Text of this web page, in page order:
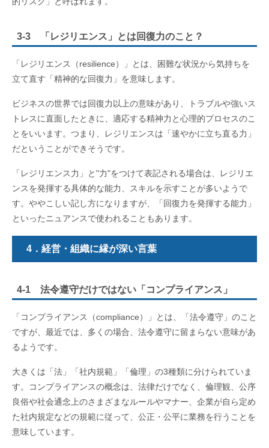
3-3 「レジリエンス」とは回復力のこと？
「レジリエンス（resilience）」とは、困難な状況から気持ちを
立て直す「精神的な回復力」を意味します。
ビジネスの世界では回復力以上の意味があり、トラブルや強いス
トレスに直面したときに、適応する精神力と心理的プロセスのこ
とをいいます。つまり、レジリエンスは「速やかに立ち直る力」
だということができそうです。
「レジリエンス力」と"力"をつけて表記される場合は、レジリエ
ンスを発揮する具体的な能力、スキルを示すことが多いようで
す。ややこしい記し方になりますが、「回復力を発揮する能力」
といったニュアンスで使われることもあります。
4．経営・組織に縁が深い言葉
4-1 法令遵守だけではない「コンプライアンス」
「コンプライアンス（compliance）」とは、「法令遵守」のこと
ですが、最近では、多くの場合、法令遵守に留まらない意味があ
るようです。
大きくは「法」「社内規範」「倫理」の3種類に分けられていま
す。コンプライアンスの概念は、法律だけでなく、倫理観、公序
良俗や社会通念上のさまざまなルールやマナー、企業が自ら定め
た社内規定などの規範に従って、公正・公平に業務を行うことを
意味しています。